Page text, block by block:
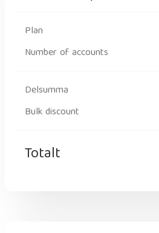
Plan
Number of accounts
Delsumma
Bulk discount
Totalt